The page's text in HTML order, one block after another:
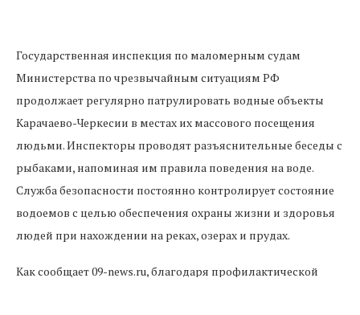
Государственная инспекция по маломерным судам
Министерства по чрезвычайным ситуациям РФ
продолжает регулярно патрулировать водные объекты
Карачаево-Черкесии в местах их массового посещения
людьми. Инспекторы проводят разъяснительные беседы с
рыбаками, напоминая им правила поведения на воде.
Служба безопасности постоянно контролирует состояние
водоемов с целью обеспечения охраны жизни и здоровья
людей при нахождении на реках, озерах и прудах.
Как сообщает 09-news.ru, благодаря профилактической